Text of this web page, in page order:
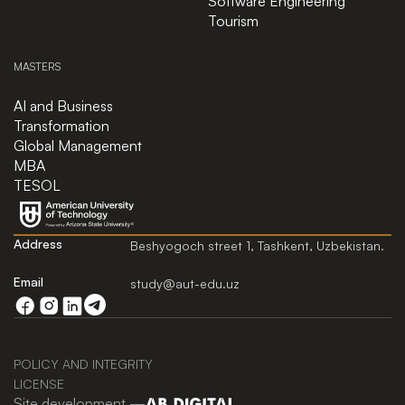
Address Beshyogoch street 1, Tashkent, Uzbekistan.
Email study@aut-edu.uz
Tourism
MASTERS
AI and Business
Transformation
Global Management
MBA
TESOL
POLICY AND INTEGRITY
LICENSE